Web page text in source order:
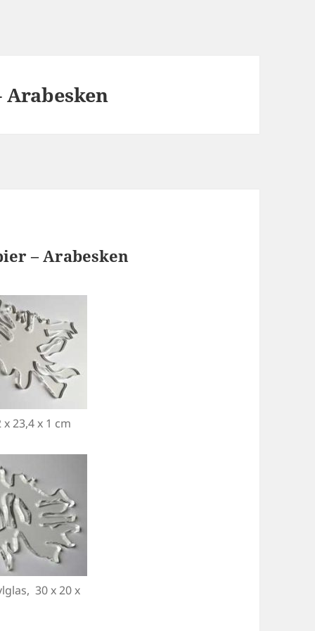
– Arabesken
23,4 x 1 cm
30 x 20 x